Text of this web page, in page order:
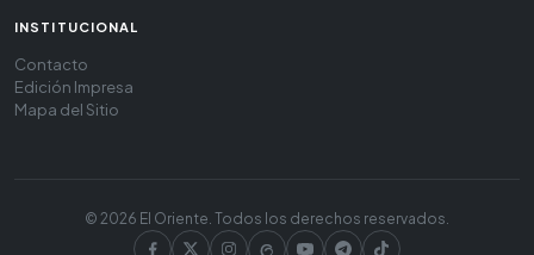
INSTITUCIONAL
Contacto
Edición Impresa
Mapa del Sitio
© 2026 El Oriente. Todos los derechos reservados.